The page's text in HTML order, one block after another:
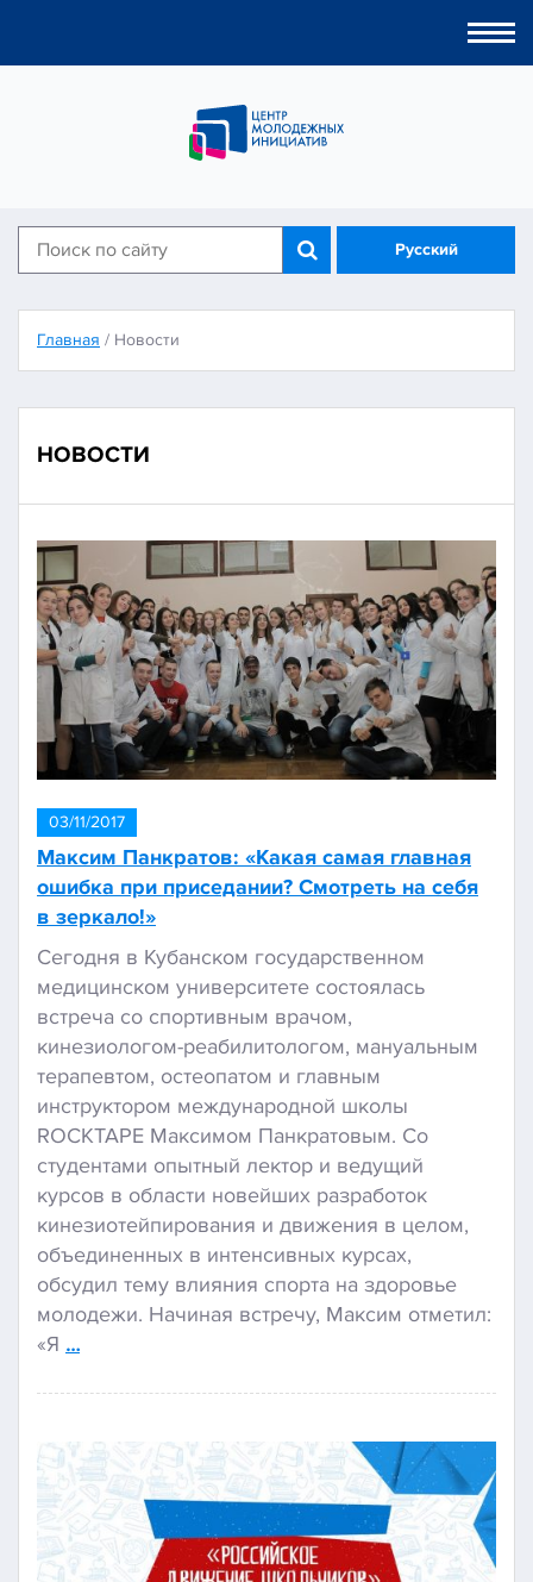
Русский
Главная / Новости
НОВОСТИ
03/11/2017
Максим Панкратов: «Какая самая главная
ошибка при приседании? Смотреть на себя
в зеркало!»
Сегодня в Кубанском государственном
медицинском университете состоялась
встреча со спортивным врачом,
кинезиологом-реабилитологом, мануальным
терапевтом, остеопатом и главным
инструктором международной школы
ROCKTAPE Максимом Панкратовым. Со
студентами опытный лектор и ведущий
курсов в области новейших разработок
кинезиотейпирования и движения в целом,
объединенных в интенсивных курсах,
обсудил тему влияния спорта на здоровье
молодежи. Начиная встречу, Максим отметил:
«Я …